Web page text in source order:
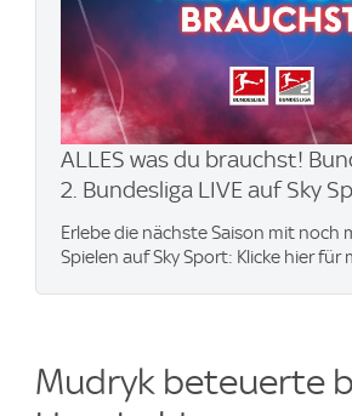
ALLES was du brauchst!
2. Bundesliga LIVE auf Sky
Erlebe die nächste Saison mit noch
Spielen auf Sky Sport: Klicke hier für
Mudryk beteuerte